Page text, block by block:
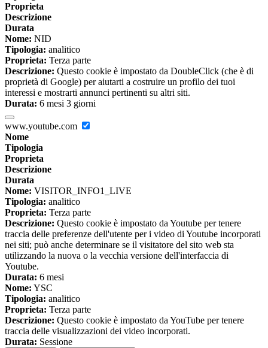
Proprieta
Descrizione
Durata
Nome: NID
Tipologia: analitico
Proprieta: Terza parte
Descrizione: Questo cookie è impostato da DoubleClick (che è di
proprietà di Google) per aiutarti a costruire un profilo dei tuoi
interessi e mostrarti annunci pertinenti su altri siti.
Durata: 6 mesi 3 giorni
www.youtube.com
Nome
Tipologia
Proprieta
Descrizione
Durata
Nome: VISITOR_INFO1_LIVE
Tipologia: analitico
Proprieta: Terza parte
Descrizione: Questo cookie è impostato da Youtube per tenere
traccia delle preferenze dell'utente per i video di Youtube incorporati
nei siti; può anche determinare se il visitatore del sito web sta
utilizzando la nuova o la vecchia versione dell'interfaccia di
Youtube.
Durata: 6 mesi
Nome: YSC
Tipologia: analitico
Proprieta: Terza parte
Descrizione: Questo cookie è impostato da YouTube per tenere
traccia delle visualizzazioni dei video incorporati.
Durata: Sessione